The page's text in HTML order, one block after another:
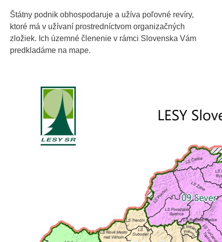
Štátny podnik obhospodaruje a užíva poľovné revíry,
ktoré má v užívaní prostredníctvom organizačných
zložiek. Ich územné členenie v rámci Slovenska Vám
predkladáme na mape.